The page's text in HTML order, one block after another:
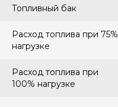
Топливный бак
Расход топлива при 75%
нагрузке
Расход топлива при
100% нагрузке